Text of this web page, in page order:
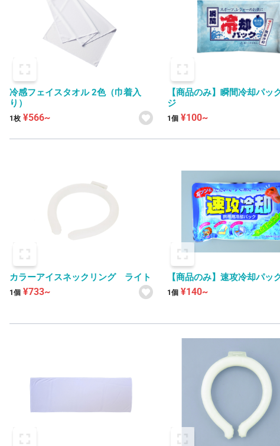
冷感フェイスタオル 2色（巾着入
り）
1枚 ¥566~
【商品のみ】瞬間冷却パ
ジ
1個 ¥100~
カラーアイスネックリング ライト
1個 ¥733~
【商品のみ】速攻冷却パッ
1個 ¥140~